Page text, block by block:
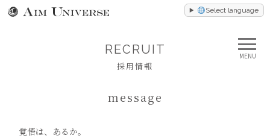
Select language
MENU
RECRUIT
採用情報
message
覚悟は、あるか。